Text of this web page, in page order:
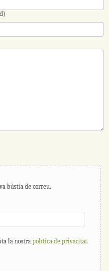
bústia de correu.
la nostra política de privacitat.